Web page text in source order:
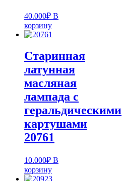
40.000₽ В
корзину
Старинная
латунная
масляная
лампада с
геральдическими
картушами
20761
10.000₽ В
корзину